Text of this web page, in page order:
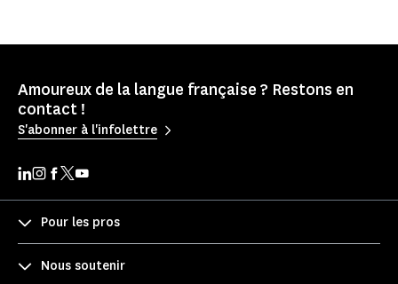
Amoureux de la langue française ? Restons en
contact !
S'abonner à l'infolettre
Pour les pros
Nous soutenir